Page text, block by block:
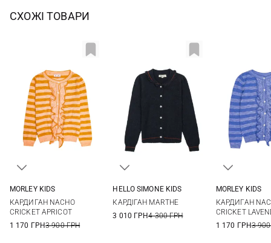
СХОЖІ ТОВАРИ
8
10 12
MORLEY KIDS
КАРДИГАН NACHO
CRICKET APRICOT
1 170 ГРН3 900 ГРН
12
HELLO SIMONE KIDS
КАРДІГАН MARTHE
3 010 ГРН4 300 ГРН
8
10
MORLEY KIDS
КАРДИГАН
CRICKET
1 170 ГРН3